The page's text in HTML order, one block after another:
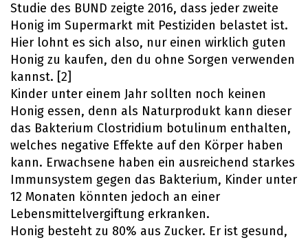
Studie des BUND zeigte 2016, dass jeder zweite
Honig im Supermarkt mit Pestiziden belastet ist.
Hier lohnt es sich also, nur einen wirklich guten
Honig zu kaufen, den du ohne Sorgen verwenden
kannst. [2]
Kinder unter einem Jahr sollten noch keinen
Honig essen, denn als Naturprodukt kann dieser
das Bakterium Clostridium botulinum enthalten,
welches negative Effekte auf den Körper haben
kann. Erwachsene haben ein ausreichend starkes
Immunsystem gegen das Bakterium, Kinder unter
12 Monaten könnten jedoch an einer
Lebensmittelvergiftung erkranken.
Honig besteht zu 80% aus Zucker. Er ist gesund,